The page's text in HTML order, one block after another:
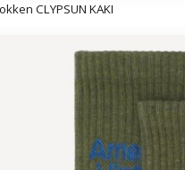
CLYPSUN KAKI